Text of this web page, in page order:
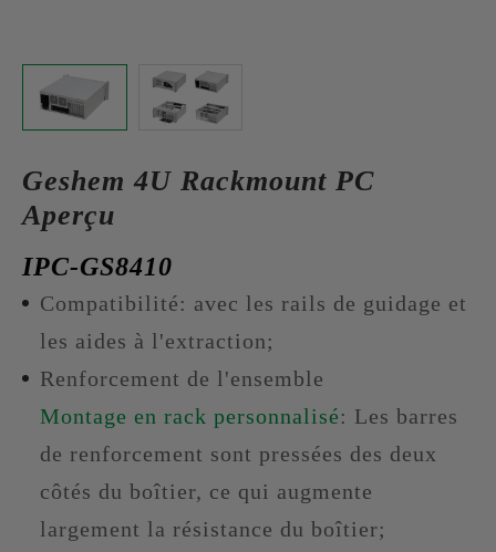
Geshem 4U Rackmount PC
Aperçu
IPC-GS8410
Compatibilité: avec les rails de guidage et
les aides à l'extraction;
Renforcement de l'ensemble
Montage en rack personnalisé: Les barres
de renforcement sont pressées des deux
côtés du boîtier, ce qui augmente
largement la résistance du boîtier;